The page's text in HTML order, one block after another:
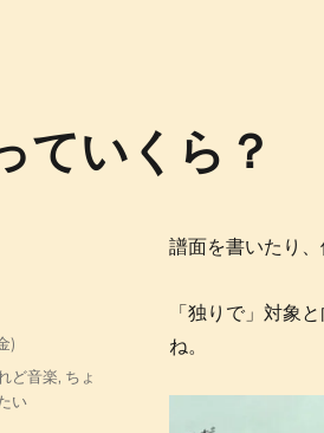
ていくら？
譜面を書いたり
「独りで」対象
ね。
)
ど音楽, ちょ
い